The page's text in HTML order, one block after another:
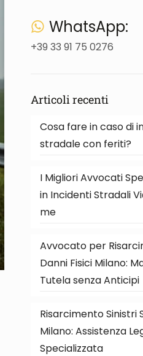
WhatsApp:
+39 33 91 75 0276
Articoli recenti
Cosa fare in caso di
stradale con feriti?
I Migliori Avvocati
in Incidenti Stradali
me
Avvocato per
Danni Fisici Milano:
Tutela senza Anticipi
Risarcimento Sinistri
Milano: Assistenza
Specializzata